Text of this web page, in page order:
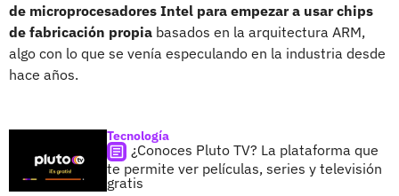
de microprocesadores Intel para empezar a usar chips
de fabricación propia basados en la arquitectura ARM,
algo con lo que se venía especulando en la industria desde
hace años.
Tecnología
¿Conoces Pluto TV? La plataforma que
te permite ver películas, series y televisión
gratis